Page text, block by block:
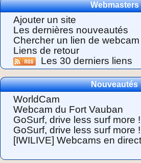
Webmasters
Ajouter un site
Les dernières nouveautés
Chercher un lien de webcam
Liens de retour
Les 30 derniers liens
Nouveautés
WorldCam
Webcam du Fort Vauban
GoSurf, drive less surf more
GoSurf, drive less surf more
[IWILIVE] Webcams en direct